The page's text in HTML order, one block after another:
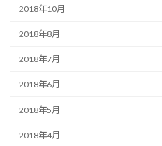
2018年10月
2018年8月
2018年7月
2018年6月
2018年5月
2018年4月